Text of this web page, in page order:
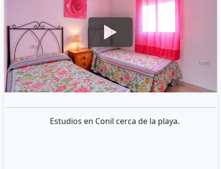
Estudios en Conil cerca de la playa.